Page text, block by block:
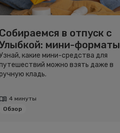
Собираемся в отпуск с
мини-форматы
путешествий
какие мини-средства для
можно взять даже в
кладь.
4 минуты
Обзор